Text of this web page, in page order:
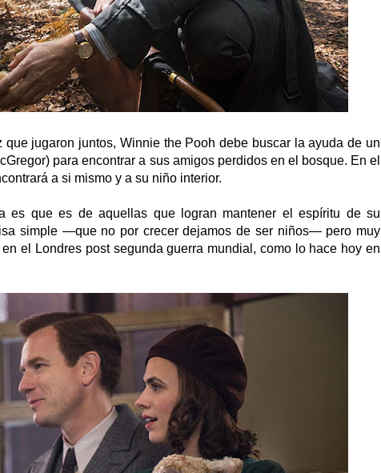
jugaron juntos, Winnie the Pooh debe buscar la ayuda de un
para encontrar a sus amigos perdidos en el bosque. En el
a si mismo y a su niño interior.
es que es de aquellas que logran mantener el espíritu de su
simple —que no por crecer dejamos de ser niños— pero muy
el Londres post segunda guerra mundial, como lo hace hoy en